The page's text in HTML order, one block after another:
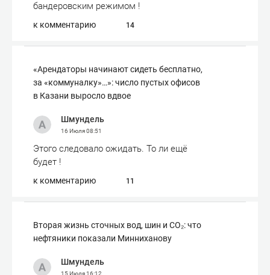
бандеровским режимом !
к комментарию 14
«Арендаторы начинают сидеть бесплатно,
за «коммуналку»…»: число пустых офисов
в Казани выросло вдвое
Шмундель
16 Июля08:51
Этого следовало ожидать. То ли ещё
будет !
к комментарию 11
Вторая жизнь сточных вод, шин и СО₂: что
нефтяники показали Минниханову
Шмундель
15 Июля16:12